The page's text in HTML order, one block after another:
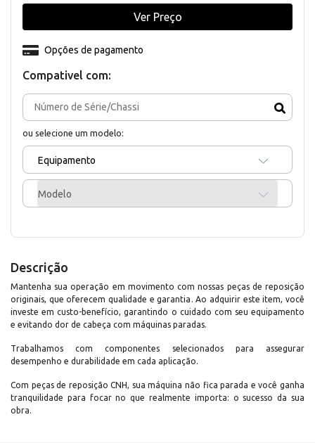
Compativel com:
ou selecione um modelo:
Equipamento
Modelo
Opções de pagamento
Ver Preço
Descrição
Mantenha sua operação em movimento com nossas peças de reposição
originais, que oferecem qualidade e garantia. Ao adquirir este item, você
investe em custo-benefício, garantindo o cuidado com seu equipamento
e evitando dor de cabeça com máquinas paradas.
Trabalhamos com componentes selecionados para assegurar
desempenho e durabilidade em cada aplicação.
Com peças de reposição CNH, sua máquina não fica parada e você ganha
tranquilidade para focar no que realmente importa: o sucesso da sua
obra.